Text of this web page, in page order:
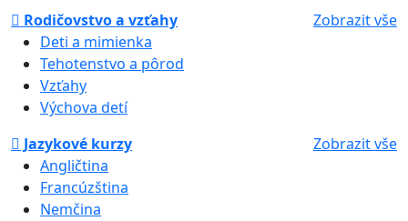
Rodičovstvo a vzťahy
Zobrazit vše
Deti a mimienka
Tehotenstvo a pôrod
Vzťahy
Výchova detí
Jazykové kurzy
Zobrazit vše
Angličtina
Francúzština
Nemčina